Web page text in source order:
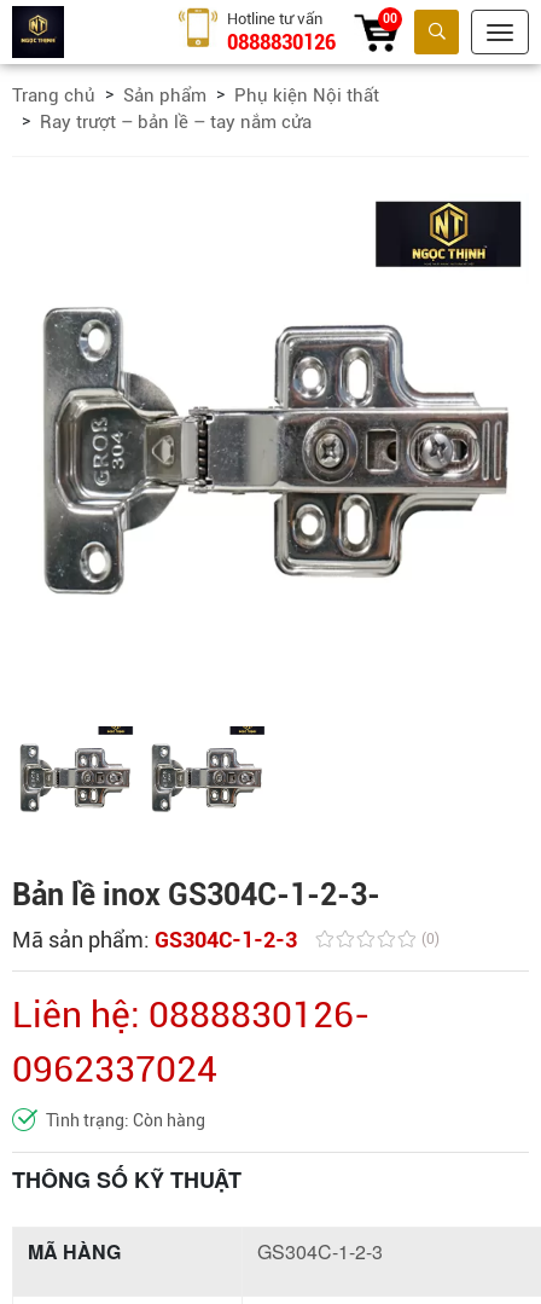
Tìm kiếm
Hotline tư vấn
0888830126
00
Trang chủ Sản phẩm
Phụ kiện Nội thất
Ray trượt – bản lề – tay nắm cửa
Bản lề inox GS304C-1-2-3-
Mã sản phẩm: GS304C-1-2-3 (0)
Liên hệ: 0888830126-
0962337024
Tình trạng: Còn hàng
THÔNG SỐ KỸ THUẬT
MÃ HÀNG GS304C-1-2-3